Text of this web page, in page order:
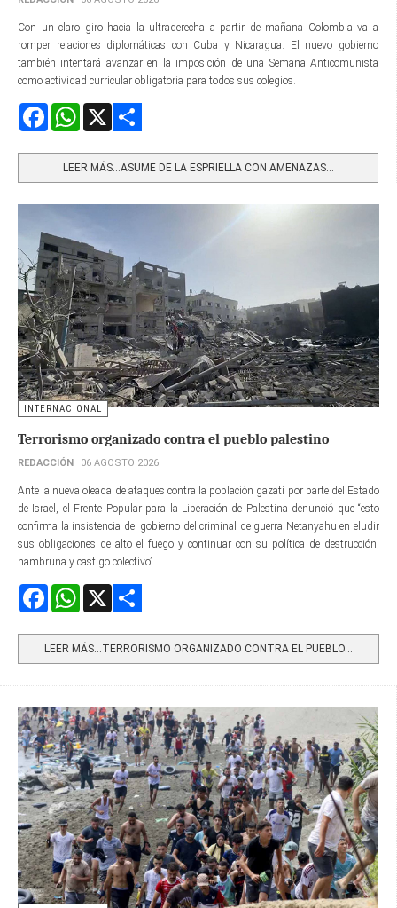
Con un claro giro hacia la ultraderecha a partir de mañana Colombia va a
romper relaciones diplomáticas con Cuba y Nicaragua. El nuevo gobierno
también intentará avanzar en la imposición de una Semana Anticomunista
como actividad curricular obligatoria para todos sus colegios.
FacebookWhatsApp
LEER MÁS…ASUME DE LA ESPRIELLA CON AMENAZAS...
INTERNACIONAL
Terrorismo organizado contra el pueblo palestino
REDACCIÓN 06 AGOSTO 2026
Ante la nueva oleada de ataques contra la población gazatí por parte del Estado
de Israel, el Frente Popular para la Liberación de Palestina denunció que “esto
confirma la insistencia del gobierno del criminal de guerra Netanyahu en eludir
sus obligaciones de alto el fuego y continuar con su política de destrucción,
hambruna y castigo colectivo”.
FacebookWhatsApp
LEER MÁS…TERRORISMO ORGANIZADO CONTRA EL PUEBLO...